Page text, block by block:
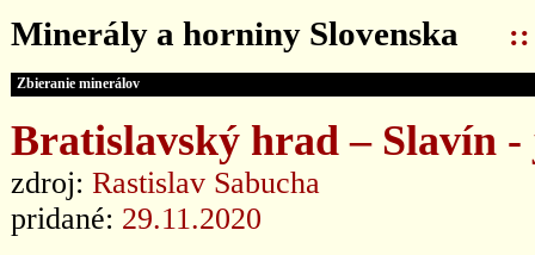
Minerály a horniny Slovenska ::
Zbieranie minerálov
Bratislavský hrad – Slavín -
zdroj: Rastislav Sabucha
pridané: 29.11.2020